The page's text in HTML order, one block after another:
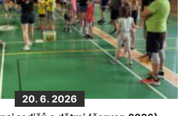
20. 6. 2026